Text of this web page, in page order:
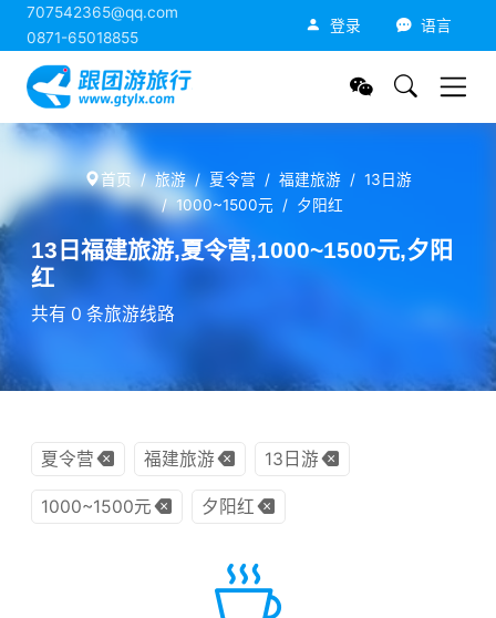
707542365@qq.com
0871-65018855
登录 语言
首页 旅游 夏令营 福建旅游
13日游
1000~1500元
夕阳红
13日福建旅游,夏令营,1000~1500元,夕阳
红
共有 0 条旅游线路
夏令营 福建旅游 13日游
1000~1500元 夕阳红